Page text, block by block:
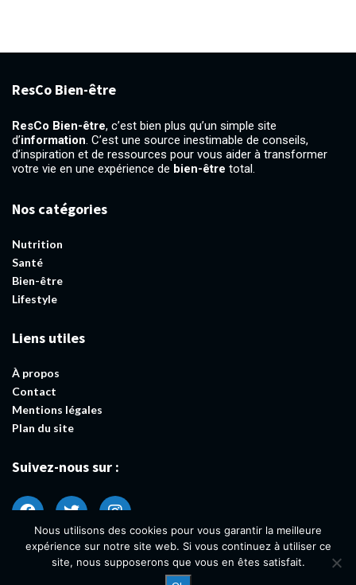
ResCo Bien-être
ResCo Bien-être, c’est bien plus qu’un simple site
d’information. C’est une source inestimable de conseils,
d’inspiration et de ressources pour vous aider à transformer
votre vie en une expérience de bien-être total.
Nos catégories
Nutrition
Santé
Bien-être
Lifestyle
Liens utiles
À propos
Contact
Mentions légales
Plan du site
Suivez-nous sur :
Nous utilisons des cookies pour vous garantir la meilleure
expérience sur notre site web. Si vous continuez à utiliser ce
site, nous supposerons que vous en êtes satisfait.